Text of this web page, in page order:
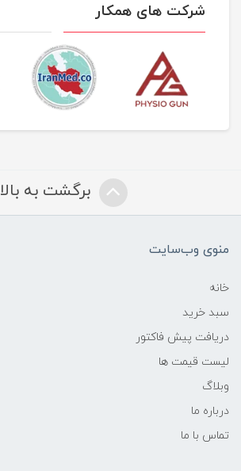
شرکت های همکار
برگشت به بالا
منوی وب‌سایت
خانه
سبد خرید
دریافت پیش فاکتور
لیست قیمت ها
وبلاگ
درباره ما
تماس با ما